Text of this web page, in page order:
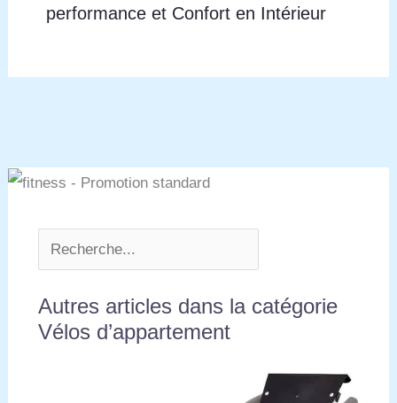
performance et Confort en Intérieur
Autres articles dans la catégorie
Vélos d’appartement